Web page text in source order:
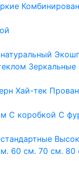
Зеркальные
Хай-тек
С коробкой С
60 см. 70 см. 80